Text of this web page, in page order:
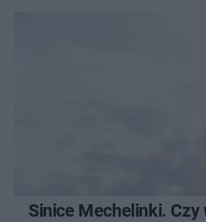
Sinice Mechelinki.